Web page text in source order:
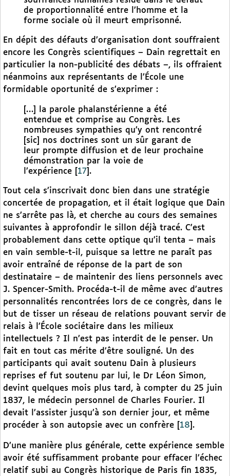
de proportionnalité entre l’homme et la
forme sociale où il meurt emprisonné.
En dépit des défauts d’organisation dont souffraient
encore les Congrès scientifiques – Dain regrettait en
particulier la non-publicité des débats –, ils offraient
néanmoins aux représentants de l’École une
formidable oportunité de s’exprimer :
[…] la parole phalanstérienne a été
entendue et comprise au Congrès. Les
nombreuses sympathies qu’y ont rencontré
[sic] nos doctrines sont un sûr garant de
leur prompte diffusion et de leur prochaine
démonstration par la voie de
l’expérience
17 .
Tout cela s’inscrivait donc bien dans une stratégie
concertée de propagation, et il était logique que Dain
ne s’arrête pas là, et cherche au cours des semaines
suivantes à approfondir le sillon déjà tracé. C’est
probablement dans cette optique qu’il tenta – mais
en vain semble-t-il, puisque sa lettre ne paraît pas
avoir entraîné de réponse de la part de son
destinataire – de maintenir des liens personnels avec
J. Spencer-Smith. Procéda-t-il de même avec d’autres
personnalités rencontrées lors de ce congrès, dans le
but de tisser un réseau de relations pouvant servir de
relais à l’École sociétaire dans les milieux
intellectuels ? Il n’est pas interdit de le penser. Un
fait en tout cas mérite d’être souligné. Un des
participants qui avait soutenu Dain à plusieurs
reprises ef fut soutenu par lui, le Dr Léon Simon,
devint quelques mois plus tard, à compter du 25 juin
1837, le médecin personnel de Charles Fourier. Il
devait l’assister jusqu’à son dernier jour, et même
procéder à son autopsie avec un confrère
18 .
D’une manière plus générale, cette expérience semble
avoir été suffisamment probante pour effacer l’échec
relatif subi au Congrès historique de Paris fin 1835,